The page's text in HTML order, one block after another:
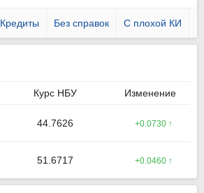
Кредиты Без справок С плохой КИ
Курс НБУ Изменение
44.7626 +0.0730 ↑
51.6717 +0.0460 ↑